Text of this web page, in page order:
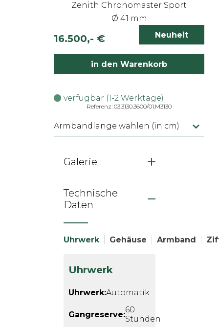
Zenith Chronomaster Sport
Ø 41 mm
16.500,- € inkl. 19% MwSt.
Neuheit
in den Warenkorb
verfügbar (1-2 Werktage)
Referenz: 03.3130.3600/01.M3130
Armbandlänge wählen (in cm)
Galerie
Technische
Daten
Uhrwerk Gehäuse Armband
Uhrwerk
Uhrwerk:Automatik
Gangreserve:60
Stunden